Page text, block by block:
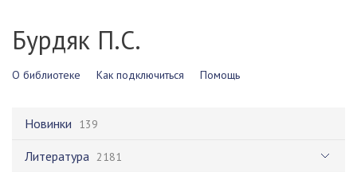
Бурдяк П.С.
О библиотеке Как подключиться Помощь
Новинки 139
Литература 2181